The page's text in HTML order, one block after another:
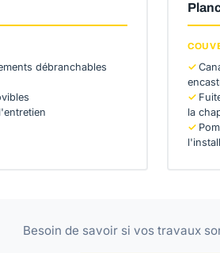
débranchables
la
Besoin de savoir si vos travaux